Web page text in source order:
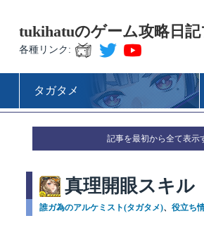
tukihatuのゲーム攻略日
各種リンク:
タガタメ
記事を最初から全て表示
真理開眼スキル
カ
誰ガ為のアルケミスト(タガタメ)、 役立ち